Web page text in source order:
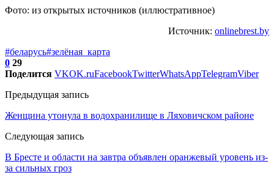
Фото: из открытых источников (иллюстративное)
Источник: onlinebrest.by
#беларусь#зелёная_карта
0 29
Поделится VKOK.ruFacebookTwitterWhatsAppTelegramViber
Предыдущая запись
Женщина утонула в водохранилище в Ляховичском районе
Следующая запись
В Бресте и области на завтра объявлен оранжевый уровень из-
за сильных гроз